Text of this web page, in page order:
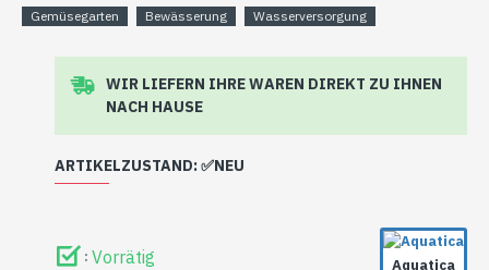
Gemüsegarten
Bewässerung Wasserversorgung
WIR LIEFERN IHRE WAREN DIREKT ZU IHNEN
NACH HAUSE
ARTIKELZUSTAND: ✅NEU
sie wurde noch nie eingebaut und wurde überhaupt
nicht benutzt.
: Vorrätig Aquatica